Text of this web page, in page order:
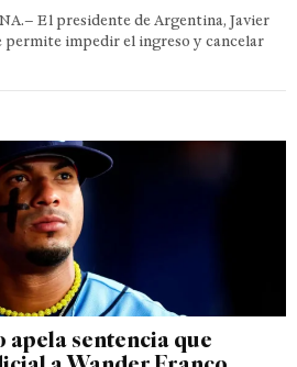
El presidente de Argentina, Javier
impedir el ingreso y cancelar
sentencia que